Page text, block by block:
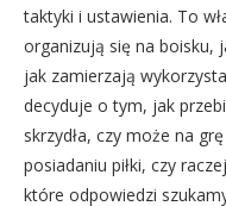
taktyki i ustawienia. To
organizują się na boisku,
jak zamierzają
decyduje o tym, jak
skrzydła, czy może na
posiadaniu piłki, czy
które odpowiedzi